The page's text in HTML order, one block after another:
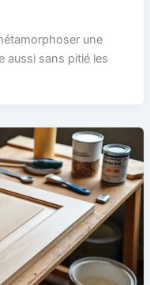
une
aussi sans pitié les